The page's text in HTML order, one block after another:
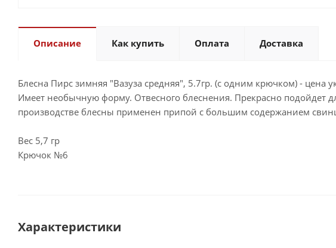
Описание Как купить Оплата Доставка
Блесна Пирс зимняя "Вазуза средняя", 5.7гр. (с одним крючком) - цена
Имеет необычную форму. Отвесного блеснения. Прекрасно
производстве блесны применен припой с большим содержанием
Вес 5,7 гр
Крючок №6
Характеристики